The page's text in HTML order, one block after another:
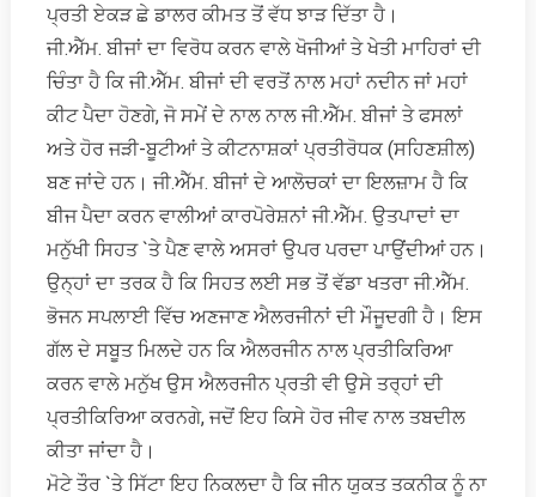
ਪ੍ਰਤੀ ਏਕੜ ਛੇ ਡਾਲਰ ਕੀਮਤ ਤੋਂ ਵੱਧ ਝਾੜ ਦਿੱਤਾ ਹੈ।
ਜੀ.ਐੱਮ. ਬੀਜਾਂ ਦਾ ਵਿਰੋਧ ਕਰਨ ਵਾਲੇ ਖੋਜੀਆਂ ਤੇ ਖੇਤੀ ਮਾਹਿਰਾਂ ਦੀ
ਚਿੰਤਾ ਹੈ ਕਿ ਜੀ.ਐੱਮ. ਬੀਜਾਂ ਦੀ ਵਰਤੋਂ ਨਾਲ ਮਹਾਂ ਨਦੀਨ ਜਾਂ ਮਹਾਂ
ਕੀਟ ਪੈਦਾ ਹੋਣਗੇ, ਜੋ ਸਮੇਂ ਦੇ ਨਾਲ ਨਾਲ ਜੀ.ਐੱਮ. ਬੀਜਾਂ ਤੇ ਫਸਲਾਂ
ਅਤੇ ਹੋਰ ਜੜੀ-ਬੂਟੀਆਂ ਤੇ ਕੀਟਨਾਸ਼ਕਾਂ ਪ੍ਰਤੀਰੋਧਕ (ਸਹਿਣਸ਼ੀਲ)
ਬਣ ਜਾਂਦੇ ਹਨ। ਜੀ.ਐੱਮ. ਬੀਜਾਂ ਦੇ ਆਲੋਚਕਾਂ ਦਾ ਇਲਜ਼ਾਮ ਹੈ ਕਿ
ਬੀਜ ਪੈਦਾ ਕਰਨ ਵਾਲੀਆਂ ਕਾਰਪੋਰੇਸ਼ਨਾਂ ਜੀ.ਐੱਮ. ਉਤਪਾਦਾਂ ਦਾ
ਮਨੁੱਖੀ ਸਿਹਤ `ਤੇ ਪੈਣ ਵਾਲੇ ਅਸਰਾਂ ਉਪਰ ਪਰਦਾ ਪਾਉਂਦੀਆਂ ਹਨ।
ਉਨ੍ਹਾਂ ਦਾ ਤਰਕ ਹੈ ਕਿ ਸਿਹਤ ਲਈ ਸਭ ਤੋਂ ਵੱਡਾ ਖਤਰਾ ਜੀ.ਐੱਮ.
ਭੋਜਨ ਸਪਲਾਈ ਵਿੱਚ ਅਣਜਾਣ ਐਲਰਜੀਨਾਂ ਦੀ ਮੌਜੂਦਗੀ ਹੈ। ਇਸ
ਗੱਲ ਦੇ ਸਬੂਤ ਮਿਲਦੇ ਹਨ ਕਿ ਐਲਰਜੀਨ ਨਾਲ ਪ੍ਰਤੀਕਿਰਿਆ
ਕਰਨ ਵਾਲੇ ਮਨੁੱਖ ਉਸ ਐਲਰਜੀਨ ਪ੍ਰਤੀ ਵੀ ਉਸੇ ਤਰ੍ਹਾਂ ਦੀ
ਪ੍ਰਤੀਕਿਰਿਆ ਕਰਨਗੇ, ਜਦੋਂ ਇਹ ਕਿਸੇ ਹੋਰ ਜੀਵ ਨਾਲ ਤਬਦੀਲ
ਕੀਤਾ ਜਾਂਦਾ ਹੈ।
ਮੋਟੇ ਤੌਰ `ਤੇ ਸਿੱਟਾ ਇਹ ਨਿਕਲਦਾ ਹੈ ਕਿ ਜੀਨ ਯੁਕਤ ਤਕਨੀਕ ਨੂੰ ਨਾ